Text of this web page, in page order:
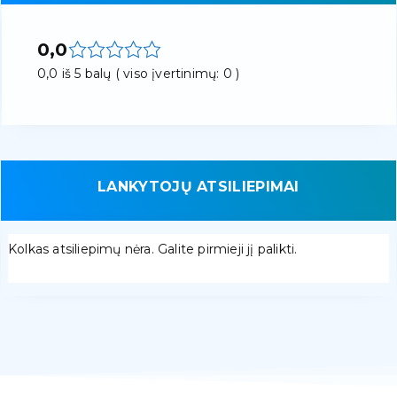
0,0
0,0 iš 5 balų ( viso įvertinimų: 0 )
LANKYTOJŲ ATSILIEPIMAI
Kolkas atsiliepimų nėra. Galite pirmieji jį palikti.